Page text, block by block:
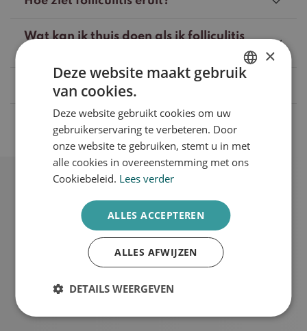
Wat kan ik thuis doen als ik folliculitis
Wat zijn de behandelmogelijkheden?
Wat zijn de behandeltarieven?
Plan een intakegesprek
Afspraak maken
×
Deze website maakt gebruik
van cookies.
Deze website gebruikt cookies om uw
gebruikerservaring te verbeteren. Door
onze website te gebruiken, stemt u in met
alle cookies in overeenstemming met ons
Cookiebeleid. Lees verder
ALLES ACCEPTEREN
ALLES AFWIJZEN
DETAILS WEERGEVEN